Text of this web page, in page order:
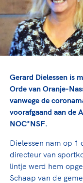
Sportonderzoek
Sportakkoord II
TeamNL kids
Olympische
Nieuwspagina
Columns
Veilige en integere
Diversiteit en
Gezonde
Duurzaamheid
Vitale clubs en
Sportmatch
Clubacties
Handboek Wet-
Opleidingen en
TeamNL
Kennisaanbod
TeamNL Sport
Olympische
Paralympische
Europese Spelen
Topsportbeleid
Topsportfinanciering
Maatschappelijke
Gerard Dielessen is
Orde van Oranje-
vanwege de
voorafgaand aan de
NOC*NSF.
Dielessen nam op 1
directeur van
lintje werd hem
Schaap van de